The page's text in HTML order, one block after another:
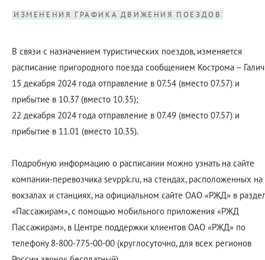
ИЗМЕНЕНИЯ ГРАФИКА ДВИЖЕНИЯ ПОЕЗДОВ
В связи с назначением туристических поездов, изменяется
расписание пригородного поезда сообщением Кострома – Галич
15 декабря 2024 года отправление в 07.54 (вместо 07.57) и
прибытие в 10.37 (вместо 10.35);
22 декабря 2024 года отправление в 07.49 (вместо 07.57) и
прибытие в 11.01 (вместо 10.35).
Подробную информацию о расписании можно узнать на сайте
компании-перевозчика sevppk.ru, на стендах, расположенных на
вокзалах и станциях, на официальном сайте ОАО «РЖД» в
«Пассажирам», с помощью мобильного приложения «РЖД
Пассажирам», в Центре поддержки клиентов ОАО «РЖД» по
телефону 8-800-775-00-00 (круглосуточно, для всех регионов